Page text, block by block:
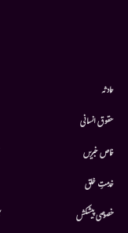
حادثہ
حقوق انسانی
خاص خبریں
خدمتِ خلق
خصوصی پیشکش